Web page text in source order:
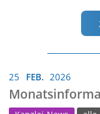
25 FEB. 2026